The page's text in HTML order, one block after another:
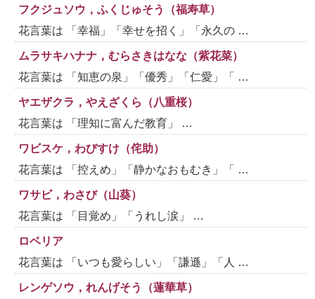
フクジュソウ，ふくじゅそう（福寿草）
花言葉は 「幸福」「幸せを招く」「永久の …
ムラサキハナナ，むらさきはなな（紫花菜）
花言葉は 「知恵の泉」「優秀」「仁愛」「 …
ヤエザクラ，やえざくら（八重桜）
花言葉は 「理知に富んだ教育」 …
ワビスケ，わびすけ（侘助）
花言葉は 「控えめ」「静かなおもむき」「 …
ワサビ，わさび（山葵）
花言葉は 「目覚め」「うれし涙」 …
ロベリア
花言葉は 「いつも愛らしい」「謙遜」「人 …
レンゲソウ，れんげそう（蓮華草）